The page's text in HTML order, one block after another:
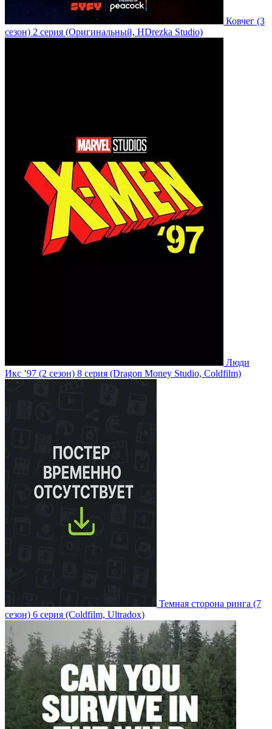
Ковчег (3
сезон) 2 серия (Оригинальный, HDrezka Studio)
Люди
Икс ’97 (2 сезон) 8 серия (Dragon Money Studio, Coldfilm)
Темная сторона ринга (7
сезон) 6 серия (Coldfilm, Ultradox)